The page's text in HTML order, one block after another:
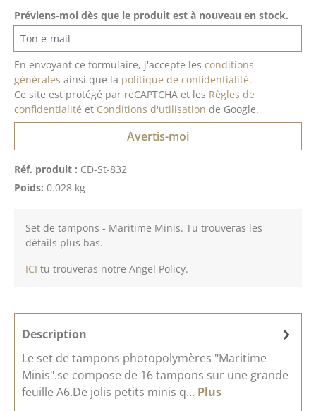
Préviens-moi dès que le produit est à nouveau en stock.
En envoyant ce formulaire, j'accepte les conditions
générales ainsi que la politique de confidentialité.
Ce site est protégé par reCAPTCHA et les Règles de
confidentialité et Conditions d'utilisation de Google.
Avertis-moi
Réf. produit : CD-St-832
Poids: 0.028 kg
Set de tampons - Maritime Minis. Tu trouveras les
détails plus bas.
ICI tu trouveras notre Angel Policy.
Description
Le set de tampons photopolymères "Maritime
Minis".se compose de 16 tampons sur une grande
feuille A6.De jolis petits minis q… Plus